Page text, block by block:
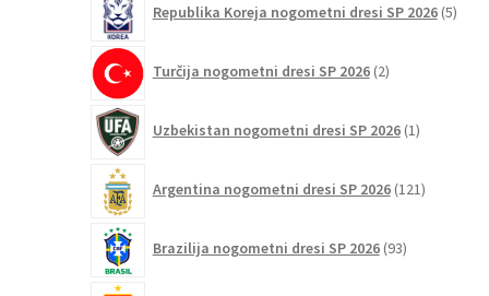
Republika Koreja nogometni dresi SP 2026 5
Turčija nogometni dresi SP 2026 2izdelka
Uzbekistan nogometni dresi SP 2026 1izdelek
Argentina nogometni dresi SP 2026 121izdelkov
Brazilija nogometni dresi SP 2026 93izdelkov